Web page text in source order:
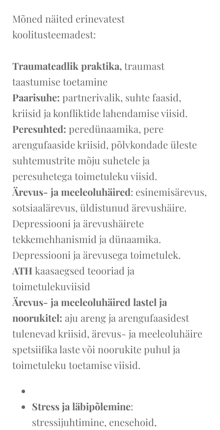
Mõned näited erinevatest
koolitusteemadest:
Traumateadlik praktika,traumast
taastumise toetamine
Paarisuhe: partnerivalik, suhte faasid,
kriisid ja konfliktide lahendamise viisid.
Peresuhted: peredünaamika, pere
arengufaaside kriisid, põlvkondade üleste
suhtemustrite mõju suhetele ja
peresuhetega toimetuleku viisid.
Ärevus- ja meeleoluhäired: esinemisärevus,
sotsiaalärevus, üldistunud ärevushäire.
Depressiooni ja ärevushäirete
tekkemehhanismid ja dünaamika.
Depressiooni ja ärevusega toimetulek.
ATH kaasaegsed teooriad ja
toimetulekuviisid
Ärevus- ja meeleoluhäired lastel ja
noorukitel: aju areng ja arengufaasidest
tulenevad kriisid, ärevus- ja meeleoluhäire
spetsiifika laste või noorukite puhul ja
toimetuleku toetamise viisid.
Stress ja läbipõlemine:
stressijuhtimine, enesehoid,